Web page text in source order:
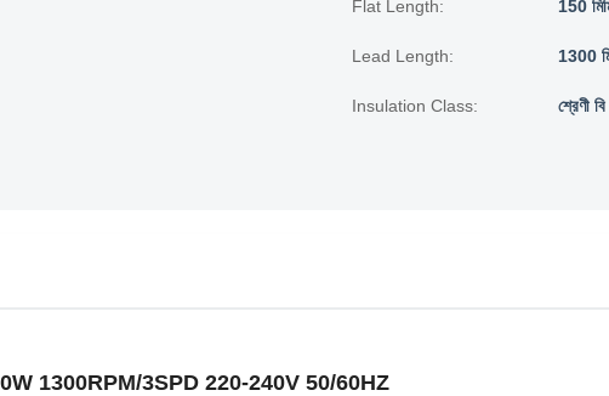
Flat Length: 150
Lead Length: 1300
Insulation Class: শ্রেণী বি
- 120W 1300RPM/3SPD 220-240V 50/60HZ